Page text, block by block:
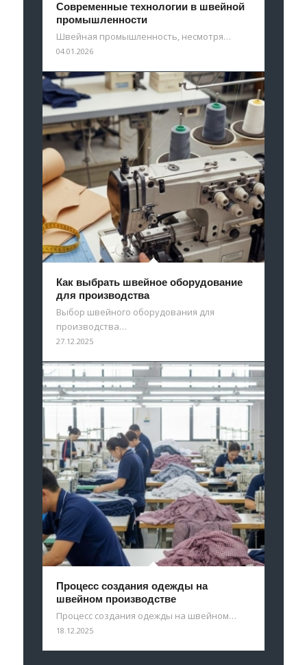
Современные технологии в швейной
промышленности
Швейная промышленность, несмотря…
04.01.2026
Как выбрать швейное оборудование
для производства
Выбор швейного оборудования для
производства…
27.12.2025
Процесс создания одежды на
швейном производстве
Процесс создания одежды на швейном…
18.12.2025